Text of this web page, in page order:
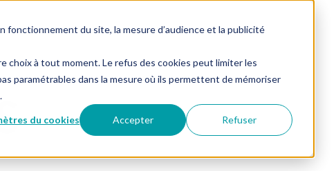
du site, la mesure d’audience et la publicité
choix à tout moment. Le refus des cookies peut limiter les
paramétrables dans la mesure où ils permettent de mémoriser
.
du cookies Accepter Refuser